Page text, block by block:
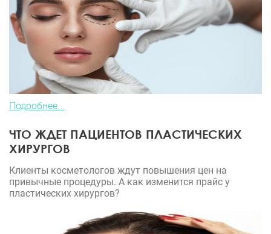
Подробнее...
ЧТО ЖДЕТ ПАЦИЕНТОВ ПЛАСТИЧЕСКИХ
ХИРУРГОВ
Клиенты косметологов ждут повышения цен на
привычные процедуры. А как изменится прайс у
пластических хирургов?